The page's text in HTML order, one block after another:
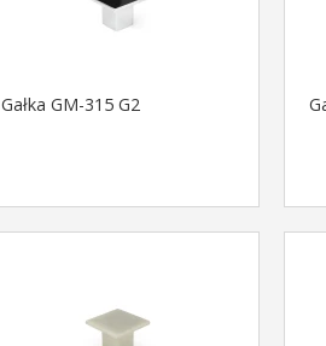
Gałka GM-315 G2